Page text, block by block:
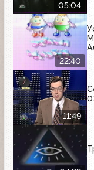
05:04
22:40
11:49